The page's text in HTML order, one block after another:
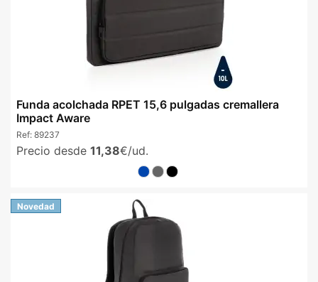
Funda acolchada RPET 15,6 pulgadas cremallera
Impact Aware
Ref: 89237
Precio desde 11,38€/ud.
Novedad